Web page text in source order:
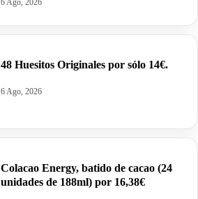
6 Ago, 2026
48 Huesitos Originales por sólo 14€.
6 Ago, 2026
Colacao Energy, batido de cacao (24
unidades de 188ml) por 16,38€